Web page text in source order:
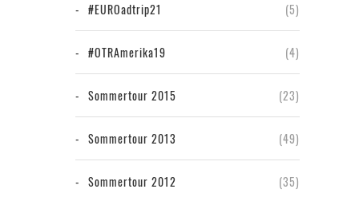
#EUROadtrip21 (5)
#OTRAmerika19 (4)
Sommertour 2015 (23)
Sommertour 2013 (49)
Sommertour 2012 (35)